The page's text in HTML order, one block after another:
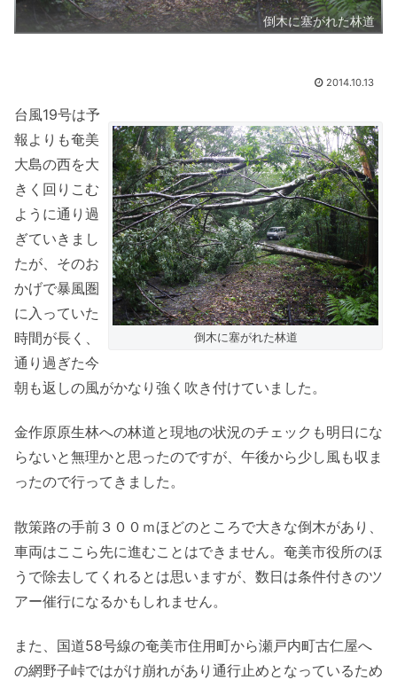
倒木に塞がれた林道
2014.10.13
倒木に塞がれた林道
台風19号は予
報よりも奄美
大島の西を大
きく回りこむ
ように通り過
ぎていきまし
たが、そのお
かげで暴風圏
に入っていた
時間が長く、
通り過ぎた今
朝も返しの風がかなり強く吹き付けていました。
金作原原生林への林道と現地の状況のチェックも明日にな
らないと無理かと思ったのですが、午後から少し風も収ま
ったので行ってきました。
散策路の手前３００ｍほどのところで大きな倒木があり、
車両はここら先に進むことはできません。奄美市役所のほ
うで除去してくれるとは思いますが、数日は条件付きのツ
アー催行になるかもしれません。
また、国道58号線の奄美市住用町から瀬戸内町古仁屋へ
の網野子峠ではがけ崩れがあり通行止めとなっているため